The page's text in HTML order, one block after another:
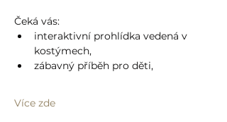
Čeká vás:
interaktivní prohlídka vedená v
kostýmech,
zábavný příběh pro děti,
Více zde